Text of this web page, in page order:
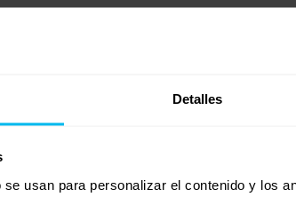
Detalles
usan para personalizar el contenido y los
aportarle información sobre la calidad de
en cuenta sus características técnicas, le
de alta gama y de gran adaptabilidad.